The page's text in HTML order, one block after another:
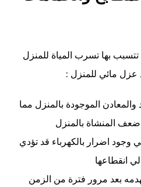
بها تسرب المياة للمنزل
عزل مائي للمنزل :
الموجودة بالمنزل مما
المنشاة بالمنزل
اضرار بالكهرباء قد تؤدي
انقطاعها
بعد مرور فترة من الزمن